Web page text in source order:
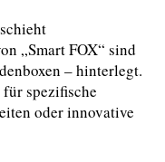
„Smart FOX“ sind
– hinterlegt.
spezifische
oder innovative